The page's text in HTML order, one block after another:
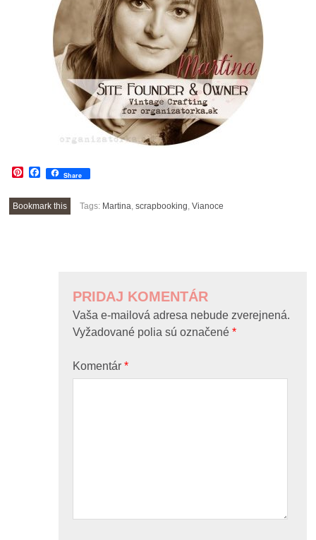
Pinterest
Facebook
Share
Bookmark this Tags: Martina,scrapbooking,Vianoce
PRIDAJ KOMENTÁR
Vaša e-mailová adresa nebude zverejnená.
Vyžadované polia sú označené*
Komentár*